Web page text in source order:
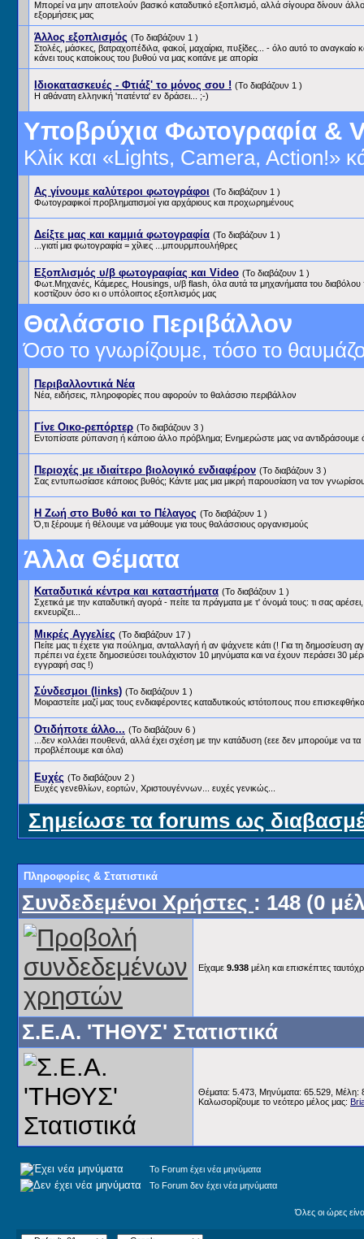
Μπορεί να μην αποτελούν βασικό καταδυτικό εξοπλισμό, αλλά σίγουρα δίνουν
εξορμήσεις μας
Άλλος εξοπλισμός (Το διαβάζουν 1 )
Στολές, μάσκες, βατραχοπέδιλα, φακοί, μαχαίρια, πυξίδες... - όλο αυτό το αναγκαίο
κάνει τους κατοίκους του βυθού να μας κοιτάνε με απορία
Ιδιοκατασκευές - Φτιάξ' το μόνος σου ! (Το διαβάζουν 1 )
Η αθάνατη ελληνική 'πατέντα' εν δράσει... ;-)
Υποβρύχια Φωτογραφία &
Κλίκ και «Lights, Camera, Action!»
Ας γίνουμε καλύτεροι φωτογράφοι (Το διαβάζουν 1 )
Φωτογραφικοί προβληματισμοί για αρχάριους και προχωρημένους
Δείξτε μας και καμμιά φωτογραφία (Το διαβάζουν 1 )
...γιατί μια φωτογραφία = χίλιες ...μπουρμπουλήθρες
Εξοπλισμός υ/β φωτογραφίας και Video (Το διαβάζουν 1 )
Φωτ.Μηχανές, Κάμερες, Housings, υ/β flash, όλα αυτά τα μηχανήματα του
κοστίζουν όσο κι ο υπόλοιπος εξοπλισμός μας
Θαλάσσιο Περιβάλλον
Όσο το γνωρίζουμε, τόσο το
Περιβαλλοντικά Νέα
Νέα, ειδήσεις, πληροφορίες που αφορούν το θαλάσσιο περιβάλλον
Γίνε Οικο-ρεπόρτερ (Το διαβάζουν 3 )
Εντοπίσατε ρύπανση ή κάποιο άλλο πρόβλημα; Ενημερώστε μας να αντιδράσουμε
Περιοχές με ιδιαίτερο βιολογικό ενδιαφέρον (Το διαβάζουν 3 )
Σας εντυπωσίασε κάποιος βυθός; Κάντε μας μια μικρή παρουσίαση να τον
Η Ζωή στο Βυθό και το Πέλαγος (Το διαβάζουν 1 )
Ό,τι ξέρουμε ή θέλουμε να μάθουμε για τους θαλάσσιους οργανισμούς
Άλλα Θέματα
Καταδυτικά κέντρα και καταστήματα (Το διαβάζουν 1 )
Σχετικά με την καταδυτική αγορά - πείτε τα πράγματα με τ' όνομά τους: τι σας αρέσει,
εκνευρίζει...
Μικρές Αγγελίες (Το διαβάζουν 17 )
Πείτε μας τι έχετε για πούλημα, ανταλλαγή ή αν ψάχνετε κάτι (! Για τη δημοσίευση
πρέπει να έχετε δημοσιεύσει τουλάχιστον 10 μηνύματα και να έχουν περάσει 30
εγγραφή σας !)
Σύνδεσμοι (links) (Το διαβάζουν 1 )
Μοιραστείτε μαζί μας τους ενδιαφέροντες καταδυτικούς ιστότοπους που
Οτιδήποτε άλλο... (Το διαβάζουν 6 )
...δεν κολλάει πουθενά, αλλά έχει σχέση με την κατάδυση (εεε δεν μπορούμε να τα
προβλέπουμε και όλα)
Ευχές (Το διαβάζουν 2 )
Ευχές γενεθλίων, εορτών, Χριστουγέννων... ευχές γενικώς...
Σημείωσε τα forums ως
Πληροφορίες & Στατιστικά
Συνδεδεμένοι Χρήστες : 148 (0
Είχαμε 9.938 μέλη και επισκέπτες
Σ.E.A. 'ΤΗΘΥΣ' Στατιστικά
Θέματα: 5.473, Μηνύματα: 65.529, Μέλη:
Καλωσορίζουμε το νεότερο μέλος μας:
Το Forum έχει νέα μηνύματα
Το Forum δεν έχει νέα μηνύματα
Όλες οι ώρες